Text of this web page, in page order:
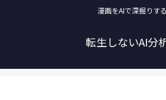
漫画をAIで深掘りする
転生しないAI分